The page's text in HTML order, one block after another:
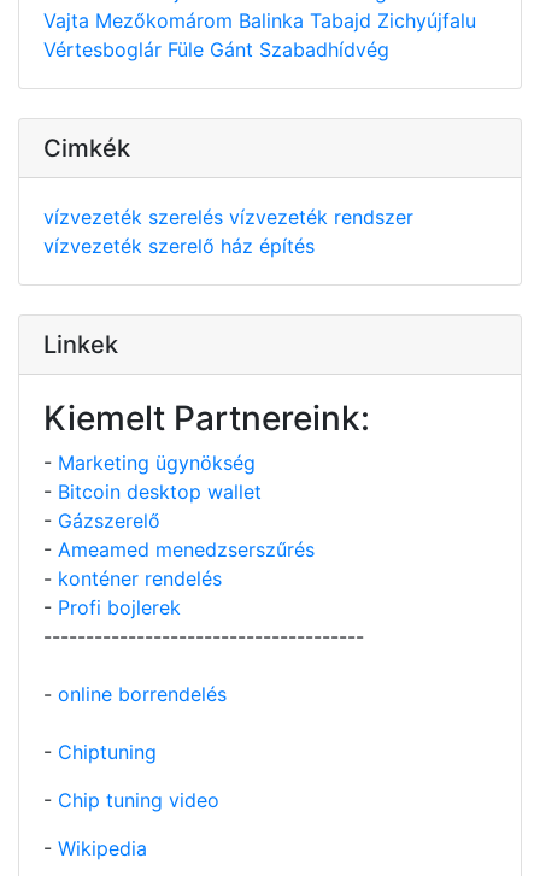
Vajta Mezőkomárom Balinka Tabajd Zichyújfalu
Vértesboglár Füle Gánt Szabadhídvég
Cimkék
vízvezeték szerelés vízvezeték rendszer
vízvezeték szerelő ház építés
Linkek
Kiemelt Partnereink:
- Marketing ügynökség
- Bitcoin desktop wallet
- Gázszerelő
- Ameamed menedzserszűrés
- konténer rendelés
- Profi bojlerek
--------------------------------------
- online borrendelés
- Chiptuning
- Chip tuning video
- Wikipedia